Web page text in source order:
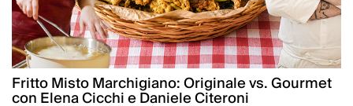
Fritto Misto Marchigiano: Originale vs. Gourmet
con Elena Cicchi e Daniele Citeroni